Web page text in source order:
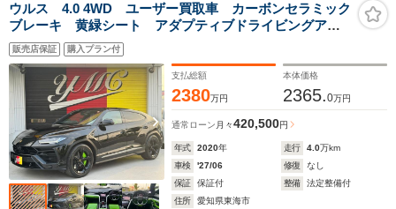
ウルス 4.0 4WD ユーザー買取車 カーボンセラミック
ブレーキ 黄緑シート アダプティブドライビングアシ
スタンス 5人乗り 純正21AW カープレイ 10.1イン
チタッチディスプレイ エアサス ステアリングヒータ
ー
販売店保証 購入プラン付
支払総額
2380万円
本体価格
2365.0万円
通常ローン 月々420,500円
年式 2020年 走行 4.0万km
車検
'27/06 修復
なし
保証
保証付 整備
法定整備付
住所
愛知県東海市